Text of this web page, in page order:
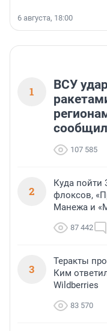
6 августа, 18:00
1
ВСУ
107 585
2
Куда пойти
флоксов,
Манежа и
87 442
3
Теракты
Ким
Wildberries
83 570